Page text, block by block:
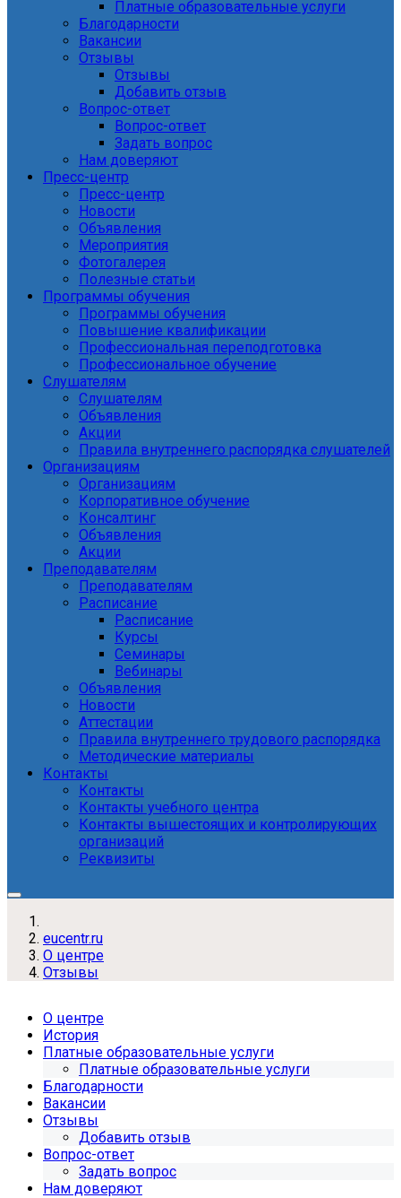
Платные образовательные услуги
Благодарности
Вакансии
Отзывы
Отзывы
Добавить отзыв
Вопрос-ответ
Вопрос-ответ
Задать вопрос
Нам доверяют
Пресс-центр
Пресс-центр
Новости
Объявления
Мероприятия
Фотогалерея
Полезные статьи
Программы обучения
Программы обучения
Повышение квалификации
Профессиональная переподготовка
Профессиональное обучение
Слушателям
Слушателям
Объявления
Акции
Правила внутреннего распорядка слушателей
Организациям
Организациям
Корпоративное обучение
Консалтинг
Объявления
Акции
Преподавателям
Преподавателям
Расписание
Расписание
Курсы
Семинары
Вебинары
Объявления
Новости
Аттестации
Правила внутреннего трудового распорядка
Методические материалы
Контакты
Контакты
Контакты учебного центра
Контакты вышестоящих и контролирующих
организаций
Реквизиты
eucentr.ru
О центре
Отзывы
О центре
История
Платные образовательные услуги
Платные образовательные услуги
Благодарности
Вакансии
Отзывы
Добавить отзыв
Вопрос-ответ
Задать вопрос
Нам доверяют